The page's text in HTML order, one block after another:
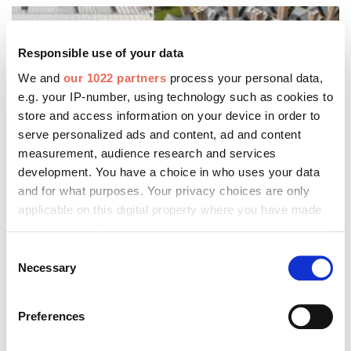
Responsible use of your data
We and our 1022 partners process your personal data,
e.g. your IP-number, using technology such as cookies to
store and access information on your device in order to
serve personalized ads and content, ad and content
measurement, audience research and services
development. You have a choice in who uses your data
and for what purposes. Your privacy choices are only
applicable on this digital property where you have made
the Privacy trigger icon.
Collect information about your geographical location
Selection
Necessary
Preferences
stellt